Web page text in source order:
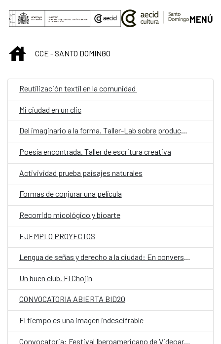
Saltar al contenido principal
MENÚ
INICIOCCE - SANTO DOMINGO
Reutilización textil en la comunidad
Mi ciudad en un clic
Del imaginario a la forma. Taller-Lab sobre producción audiovisual
Poesía encontrada. Taller de escritura creativa
Activividad prueba paisajes naturales
Formas de conjurar una película
Recorrido micológico y bioarte
EJEMPLO PROYECTOS
Lengua de señas y derecho a la ciudad: En conversación con la comunidad sorda dominicana
Un buen club. El Chojin
CONVOCATORIA ABIERTA BID20
El tiempo es una imagen indescifrable
Convocatoria: Festival Iberoamericano de Videoarte y Animación